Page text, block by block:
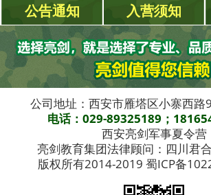
公告通知
入营须知
公司地址：西安市雁塔区小寨西路
电话：029-89325189；
西安亮剑军事夏令营
亮剑教育集团法律顾问：四川君
版权所有2014-2019 蜀ICP备